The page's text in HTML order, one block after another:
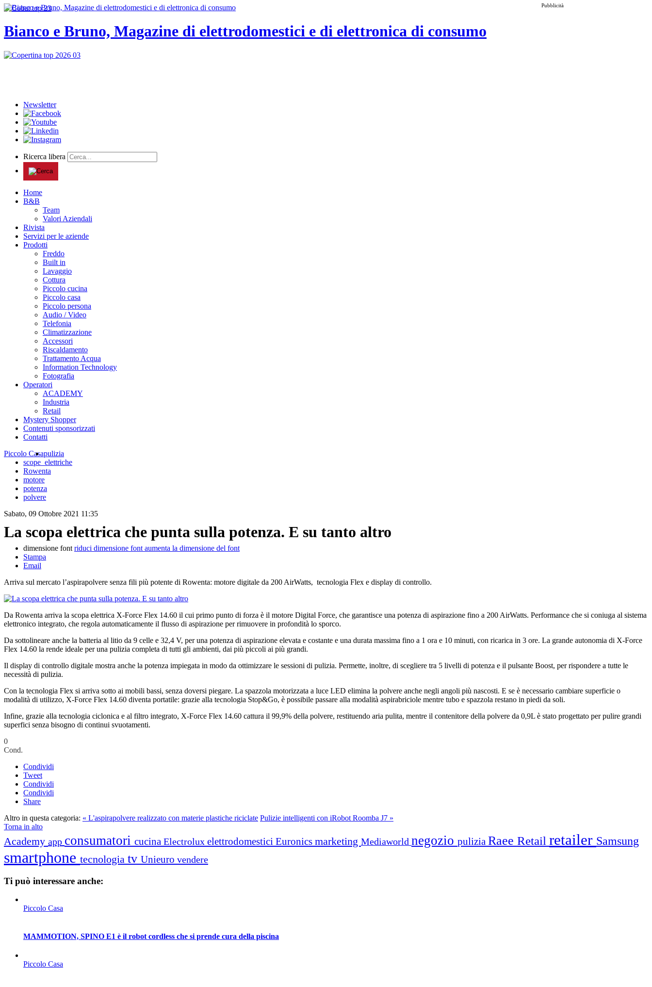
Pubblicità
Bianco e Bruno, Magazine di elettrodomestici e di elettronica di consumo
Newsletter
Ricerca libera
Home
B&B
Team
Valori Aziendali
Rivista
Servizi per le aziende
Prodotti
Freddo
Built in
Lavaggio
Cottura
Piccolo cucina
Piccolo casa
Piccolo persona
Audio / Video
Telefonia
Climatizzazione
Accessori
Riscaldamento
Trattamento Acqua
Information Technology
Fotografia
Operatori
ACADEMY
Industria
Retail
Mystery Shopper
Contenuti sponsorizzati
Contatti
Piccolo Casapulizia
scope_elettriche
Rowenta
motore
potenza
polvere
Sabato, 09 Ottobre 2021 11:35
La scopa elettrica che punta sulla potenza. E su tanto altro
dimensione font riduci dimensione font aumenta la dimensione del font
Stampa
Email
Arriva sul mercato l’aspirapolvere senza fili più potente di Rowenta: motore digitale da 200 AirWatts, tecnologia Flex e display di controllo.
Da Rowenta arriva la scopa elettrica X-Force Flex 14.60 il cui primo punto di forza è il motore Digital Force, che garantisce una potenza di aspirazione fino a 200 AirWatts. Performance che si coniuga al sistema
elettronico integrato, che regola automaticamente il flusso di aspirazione per rimuovere in profondità lo sporco.
Da sottolineare anche la batteria al litio da 9 celle e 32,4 V, per una potenza di aspirazione elevata e costante e una durata massima fino a 1 ora e 10 minuti, con ricarica in 3 ore. La grande autonomia di X-Force
Flex 14.60 la rende ideale per una pulizia completa di tutti gli ambienti, dai più piccoli ai più grandi.
Il display di controllo digitale mostra anche la potenza impiegata in modo da ottimizzare le sessioni di pulizia. Permette, inoltre, di scegliere tra 5 livelli di potenza e il pulsante Boost, per rispondere a tutte le
necessità di pulizia.
Con la tecnologia Flex si arriva sotto ai mobili bassi, senza doversi piegare. La spazzola motorizzata a luce LED elimina la polvere anche negli angoli più nascosti. E se è necessario cambiare superficie o
modalità di utilizzo, X-Force Flex 14.60 diventa portatile: grazie alla tecnologia Stop&Go, è possibile passare alla modalità aspirabriciole mentre tubo e spazzola restano in piedi da soli.
Infine, grazie alla tecnologia ciclonica e al filtro integrato, X-Force Flex 14.60 cattura il 99,9% della polvere, restituendo aria pulita, mentre il contenitore della polvere da 0,9L è stato progettato per pulire grandi
superfici senza bisogno di continui svuotamenti.
0
Cond.
Condividi
Tweet
Condividi
Condividi
Share
Altro in questa categoria: « L'aspirapolvere realizzato con materie plastiche riciclate Pulizie intelligenti con iRobot Roomba J7 »
Torna in alto
Academy app consumatori cucina Electrolux elettrodomestici Euronics marketing Mediaworld negozio pulizia Raee Retail retailer Samsung
smartphone tecnologia tv Unieuro vendere
Ti può interessare anche:
Piccolo Casa
MAMMOTION, SPINO E1 è il robot cordless che si prende cura della piscina
Piccolo Casa